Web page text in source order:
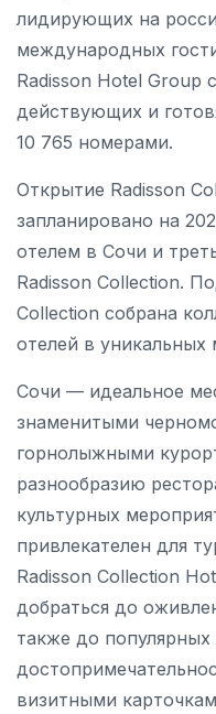
лидирующих на
международных
Radisson Hotel Group
действующих и
10 765 номерами.
Открытие Radisson
запланировано на
отелем в Сочи и
Radisson Collection.
Collection собрана
отелей в уникальных
Сочи — идеальное
знаменитыми
горнолыжными
разнообразию
культурных
привлекателен для
Radisson Collection
добраться до
также до популярных
визитными